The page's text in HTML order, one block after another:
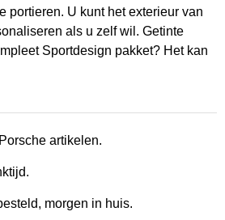
portieren. U kunt het exterieur van
als u zelf wil. Getinte
Sportdesign pakket? Het kan
artikelen.
morgen in huis.